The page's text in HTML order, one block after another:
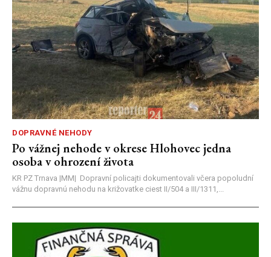
DOPRAVNÉ NEHODY
Po vážnej nehode v okrese Hlohovec jedna
osoba v ohrození života
KR PZ Trnava |MM| Dopravní policajti dokumentovali včera popoludní
vážnu dopravnú nehodu na križovatke ciest II/504 a III/1311,...